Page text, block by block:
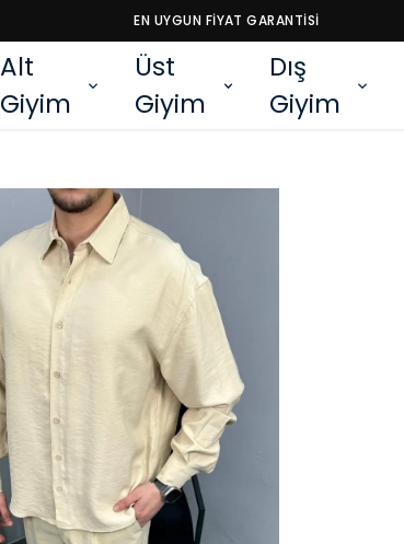
EN UYGUN FİYAT GARANTİSİ
Alt
Giyim
Üst
Giyim
Dış
Giyim